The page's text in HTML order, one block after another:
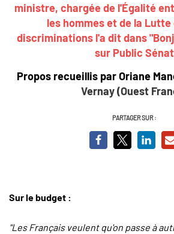
ministre, chargée de l'Égalité
les hommes et de la
discriminations l'a dit dans
sur Public Sénat
Propos recueillis par Oriane
Vernay (Ouest
PARTAGER SUR :
Sur le budget :
"Les Français veulent qu'on passe à